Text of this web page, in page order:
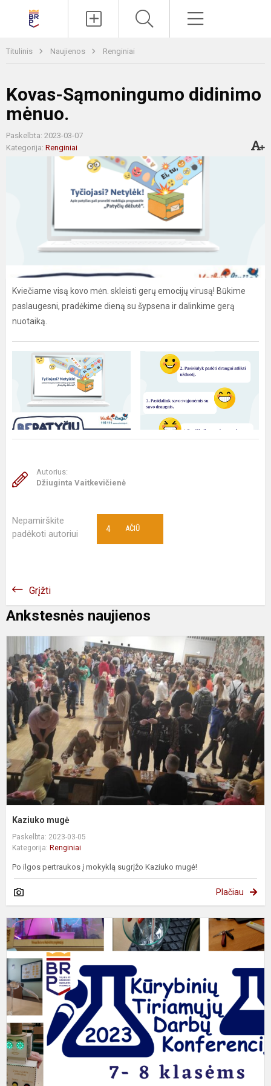
Titulinis Naujienos Renginiai
Kovas-Sąmoningumo didinimo
mėnuo.
Paskelbta: 2023-03-07
Kategorija: Renginiai
Kviečiame visą kovo mėn. skleisti gerų emocijų virusą! Būkime
paslaugesni, pradėkime dieną su šypsena ir dalinkime gerą
nuotaiką.
Autorius:
Džiuginta Vaitkevičienė
Nepamirškite
padėkoti autoriui
AČIŪ
4
Grįžti
Ankstesnės naujienos
Kaziuko mugė
Paskelbta: 2023-03-05
Kategorija: Renginiai
Po ilgos pertraukos į mokyklą sugrįžo Kaziuko mugė!
Plačiau